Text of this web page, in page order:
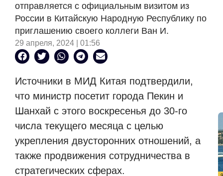
отправляется с официальным визитом из
России в Китайскую Народную Республику по
приглашению своего коллеги Ван И.
29 апреля, 2024 | 01:56
Источники в МИД Китая подтвердили,
что министр посетит города Пекин и
Шанхай с этого воскресенья до 30-го
числа текущего месяца с целью
укрепления двусторонних отношений, а
также продвижения сотрудничества в
стратегических сферах.